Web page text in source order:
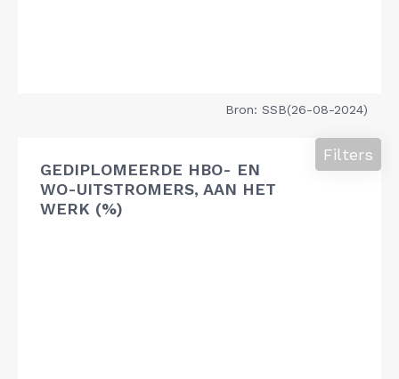
Bron: SSB(26-08-2024)
GEDIPLOMEERDE HBO- EN
WO-UITSTROMERS, AAN HET
WERK (%)
Filters